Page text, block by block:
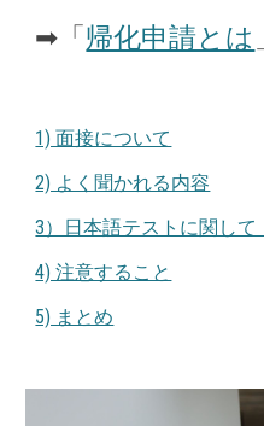
➡「帰化申請とは
1) 面接について
2) よく聞かれる内容
3）日本語テストに関して
4) 注意すること
5) まとめ